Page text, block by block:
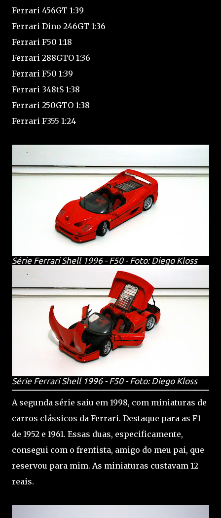
Ferrari 456GT 1:39
Ferrari Dino 246GT 1:36
Ferrari F50 1:18
Ferrari 288GTO 1:36
Ferrari F50 1:39
Ferrari 348tS 1:38
Ferrari 250GTO 1:38
Ferrari F355 1:24
Série Ferrari Shell 1996 - F50 - Foto: Diego Kloss
Série Ferrari Shell 1996 - F50 - Foto: Diego Kloss
A segunda série saiu em 1998, com miniaturas de
carros clássicos da Ferrari. Destaque para as F1
de 1952 e 1961. Essas duas, especificamente,
consegui com o frentista, amigo do meu pai, que
reservou para mim. As miniaturas custavam 12
reais.